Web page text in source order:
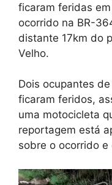
ficaram feridas
ocorrido na BR-
distante 17km do
Velho.
Dois ocupantes
ficaram feridos,
uma motocicleta
reportagem está
sobre o ocorrido